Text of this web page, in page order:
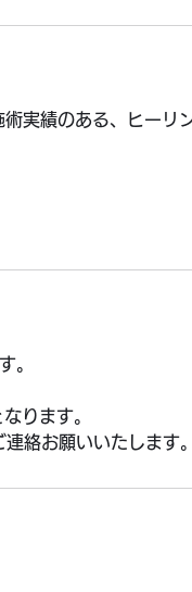
実績のある、ヒーリ
。
ります。
絡お願いいたします。